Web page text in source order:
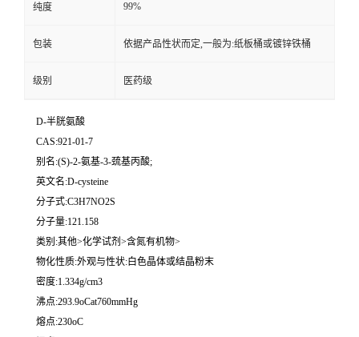
纯度 99%
包装 依据产品性状而定,一般为:纸板桶或镀锌铁桶
级别 医药级
D-半胱氨酸
CAS:921-01-7
别名:(S)-2-氨基-3-巯基丙酸;
英文名:D-cysteine
分子式:C3H7NO2S
分子量:121.158
类别:其他>化学试剂>含氮有机物>
物化性质:外观与性状:白色晶体或结晶粉末
密度:1.334g/cm3
沸点:293.9oCat760mmHg
熔点:230oC